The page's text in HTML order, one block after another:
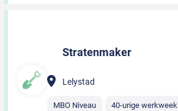
Stratenmaker
Lelystad
MBO Niveau 40-urige werkweek